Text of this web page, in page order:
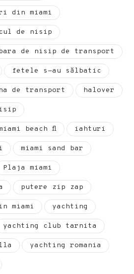
din miami
de nisip
de nisip de transport
fetele s-au sălbatic
de transport halover
beach fl iahturi
miami sand bar
Plaja miami
putere zip zap
miami yachting
yachting club tarnita
yachting romania